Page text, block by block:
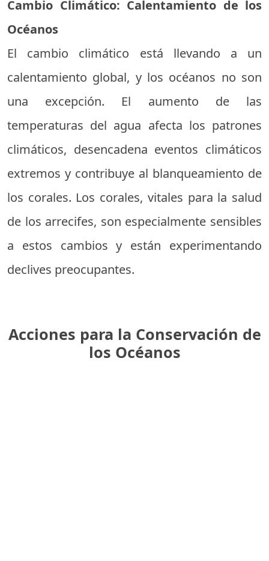
Cambio Climático: Calentamiento de los
Océanos
El cambio climático está llevando a un
calentamiento global, y los océanos no son
una excepción. El aumento de las
temperaturas del agua afecta los patrones
climáticos, desencadena eventos climáticos
extremos y contribuye al blanqueamiento de
los corales. Los corales, vitales para la salud
de los arrecifes, son especialmente sensibles
a estos cambios y están experimentando
declives preocupantes.
Acciones para la Conservación de
los Océanos